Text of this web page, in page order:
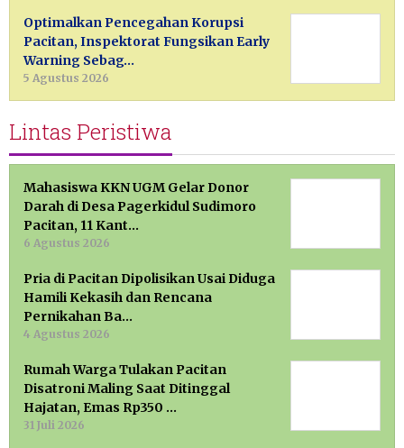
Optimalkan Pencegahan Korupsi
Pacitan, Inspektorat Fungsikan Early
Warning Sebag…
5 Agustus 2026
Lintas Peristiwa
Mahasiswa KKN UGM Gelar Donor
Darah di Desa Pagerkidul Sudimoro
Pacitan, 11 Kant…
6 Agustus 2026
Pria di Pacitan Dipolisikan Usai Diduga
Hamili Kekasih dan Rencana
Pernikahan Ba…
4 Agustus 2026
Rumah Warga Tulakan Pacitan
Disatroni Maling Saat Ditinggal
Hajatan, Emas Rp350 …
31 Juli 2026